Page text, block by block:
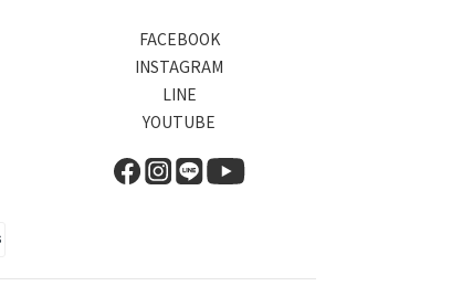
FACEBOOK
INSTAGRAM
LINE
YOUTUBE